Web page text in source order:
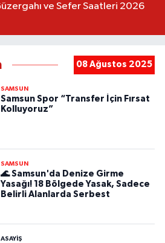
ve Sefer Saatleri 2026
08 Ağustos 2025
SAMSUN
Samsun Spor “Transfer İçin Fırsat
Kolluyoruz”
SAMSUN
🌊 Samsun'da Denize Girme
Yasağı! 18 Bölgede Yasak, Sadece
Belirli Alanlarda Serbest
ASAYIŞ